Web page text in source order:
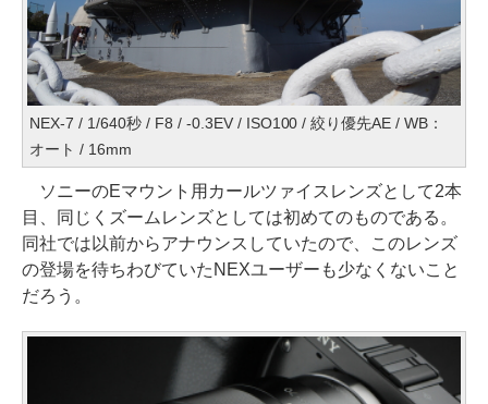
NEX-7 / 1/640秒 / F8 / -0.3EV / ISO100 / 絞り優先AE / WB：
オート / 16mm
ソニーのEマウント用カールツァイスレンズとして2本
目、同じくズームレンズとしては初めてのものである。
同社では以前からアナウンスしていたので、このレンズ
の登場を待ちわびていたNEXユーザーも少なくないこと
だろう。